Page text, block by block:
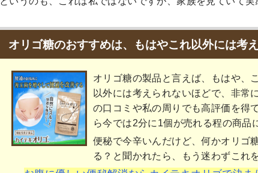
オリゴ糖のおすすめは、もはやこれ以外には考
オリゴ糖の製品と言えば、もはや、
以外には考えられないほどで、非常
の口コミや私の周りでも高評価を得
ら今では2分に1個が売れる程の商品
便秘で今辛いんだけど、何かオリゴ
る？と聞かれたら、もう迷わずこれ